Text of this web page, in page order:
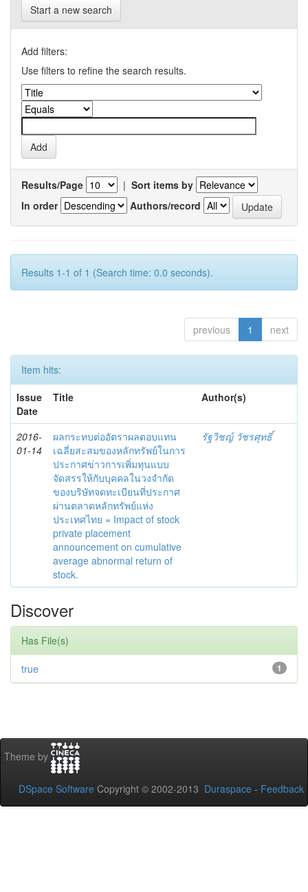
Start a new search
Add filters:
Use filters to refine the search results.
Results/Page | Sort items by
In order
Authors/record
Results 1-1 of 1 (Search time: 0.0 seconds).
previous 1 next
Item hits:
Issue
Date
Title Author(s)
2016-
01-14
ผลกระทบต่ออัตราผลตอบแทน
เฉลี่ยสะสมของหลักทรัพย์ในการ
ประกาศข่าวการเพิ่มทุนแบบ
จัดสรรให้กับบุคคลในวงจำกัด
ของบริษัทจดทะเบียนที่ประกาศ
ผ่านตลาดหลักทรัพย์แห่ง
ประเทศไทย = Impact of stock
private placement
announcement on cumulative
average abnormal return of
stock.
รัฐวิชญ์ วัชรศุทธิ์
Discover
Has File(s)
1
true
Theme by
DSpace Software Copyright © 2002-2013 Duraspace - Feedback